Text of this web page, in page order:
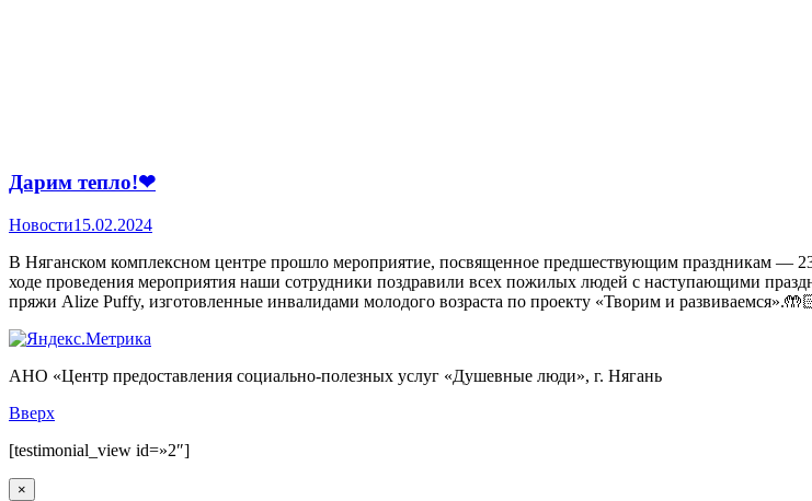
Дарим тепло!❤
Новости15.02.2024
В Няганском комплексном центре прошло мероприятие, посвященное предшествующим праздникам —
ходе проведения мероприятия наши сотрудники поздравили всех пожилых людей с наступающими
пряжи Alize Puffy, изготовленные инвалидами молодого возраста по проекту «Творим и
АНО «Центр предоставления социально-полезных услуг «Душевные люди», г. Нягань
Вверх
[testimonial_view id=»2″]
×